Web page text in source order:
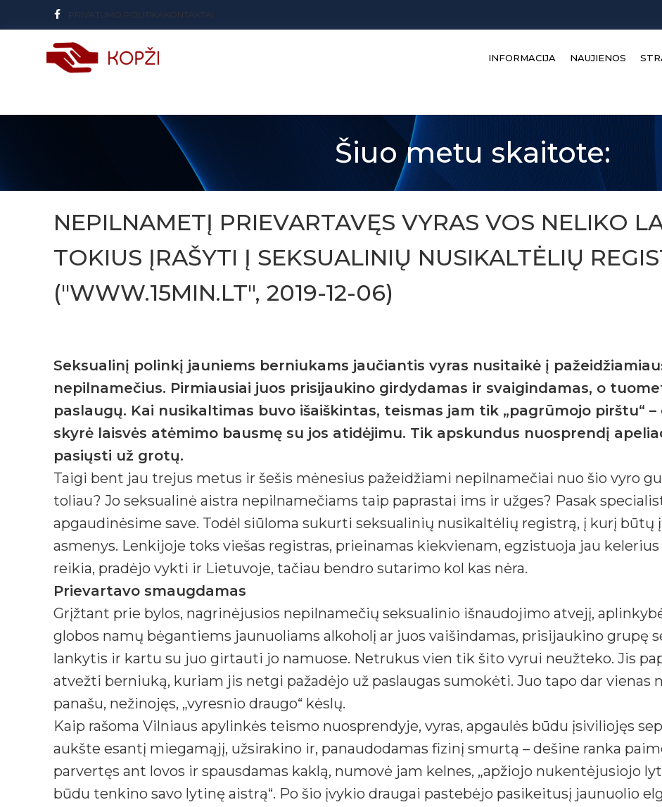
PRIVATUMO POLITIKA KONTAKTAI
INFORMACIJA NAUJIENOS
Šiuo metu skaitote:
NEPILNAMETĮ PRIEVARTAVĘS VYRAS VOS NELIKO
TOKIUS ĮRAŠYTI Į SEKSUALINIŲ NUSIKALTĖLIŲ
("WWW.15MIN.LT", 2019-12-06)
Seksualinį polinkį jauniems berniukams jaučiantis vyras nusitaikė į
nepilnamečius. Pirmiausiai juos prisijaukino girdydamas ir svaigindamas, o
paslaugų. Kai nusikaltimas buvo išaiškintas, teismas jam tik „pagrūmojo pirštu“
skyrė laisvės atėmimo bausmę su jos atidėjimu. Tik apskundus nuosprendį
pasiųsti už grotų.
Taigi bent jau trejus metus ir šešis mėnesius pažeidžiami nepilnamečiai nuo šio vyro
toliau? Jo seksualinė aistra nepilnamečiams taip paprastai ims ir užges? Pasak
apgaudinėsime save. Todėl siūloma sukurti seksualinių nusikaltėlių registrą, į kurį
asmenys. Lenkijoje toks viešas registras, prieinamas kiekvienam, egzistuoja jau
reikia, pradėjo vykti ir Lietuvoje, tačiau bendro sutarimo kol kas nėra.
Prievartavo smaugdamas
Grįžtant prie bylos, nagrinėjusios nepilnamečių seksualinio išnaudojimo atvejį,
globos namų bėgantiems jaunuoliams alkoholį ar juos vaišindamas, prisijaukino grupę
lankytis ir kartu su juo girtauti jo namuose. Netrukus vien tik šito vyrui neužteko. Jis
atvežti berniuką, kuriam jis netgi pažadėjo už paslaugas sumokėti. Juo tapo dar vienas
panašu, nežinojęs, „vyresnio draugo“ kėslų.
Kaip rašoma Vilniaus apylinkės teismo nuosprendyje, vyras, apgaulės būdu įsiviliojęs
aukšte esantį miegamąjį, užsirakino ir, panaudodamas fizinį smurtą – dešine ranka
parvertęs ant lovos ir spausdamas kaklą, numovė jam kelnes, „apžiojo nukentėjusiojo
būdu tenkino savo lytinę aistrą“. Po šio įvykio draugai pastebėjo pasikeitusį jaunuolio